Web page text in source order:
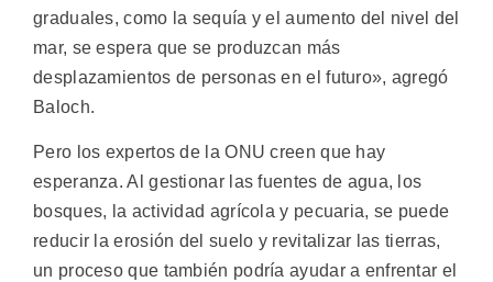
graduales, como la sequía y el aumento del nivel del
mar, se espera que se produzcan más
desplazamientos de personas en el futuro», agregó
Baloch.
Pero los expertos de la ONU creen que hay
esperanza. Al gestionar las fuentes de agua, los
bosques, la actividad agrícola y pecuaria, se puede
reducir la erosión del suelo y revitalizar las tierras,
un proceso que también podría ayudar a enfrentar el